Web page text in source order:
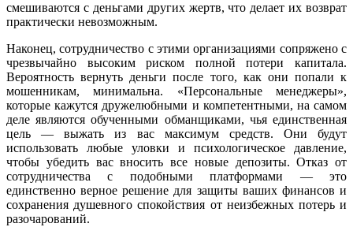
смешиваются с деньгами других жертв, что делает их возврат
практически невозможным.
Наконец, сотрудничество с этими организациями сопряжено с
чрезвычайно высоким риском полной потери капитала.
Вероятность вернуть деньги после того, как они попали к
мошенникам, минимальна. «Персональные менеджеры»,
которые кажутся дружелюбными и компетентными, на самом
деле являются обученными обманщиками, чья единственная
цель — выжать из вас максимум средств. Они будут
использовать любые уловки и психологическое давление,
чтобы убедить вас вносить все новые депозиты. Отказ от
сотрудничества с подобными платформами — это
единственно верное решение для защиты ваших финансов и
сохранения душевного спокойствия от неизбежных потерь и
разочарований.